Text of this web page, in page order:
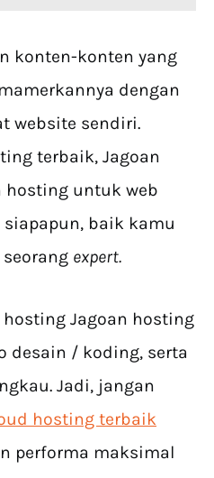
konten-konten yang
dengan
website sendiri.
terbaik, Jagoan
hosting untuk web
baik kamu
expert.
Jagoan hosting
desain / koding, serta
Jadi, jangan
hosting terbaik
performa maksimal